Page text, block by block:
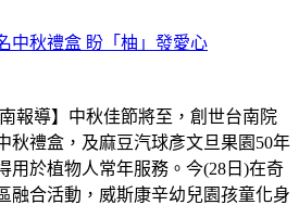
中秋禮盒 盼「柚」發愛心
報導】中秋佳節將至，創世台南院
秋禮盒，及麻豆汽球彥文旦果園50年
用於植物人常年服務。今(28日)在奇
融合活動，威斯康辛幼兒園孩童化身